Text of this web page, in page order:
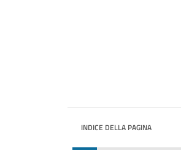
INDICE DELLA PAGINA